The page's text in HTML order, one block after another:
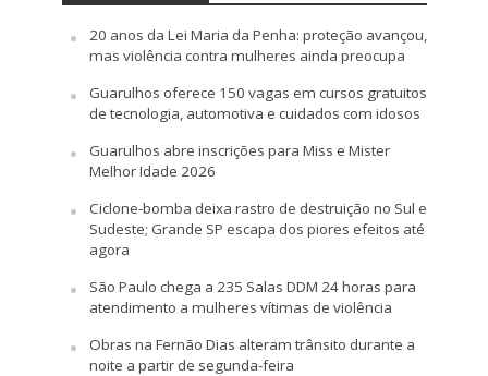
20 anos da Lei Maria da Penha: proteção avançou,
mas violência contra mulheres ainda preocupa
Guarulhos oferece 150 vagas em cursos gratuitos
de tecnologia, automotiva e cuidados com idosos
Guarulhos abre inscrições para Miss e Mister
Melhor Idade 2026
Ciclone-bomba deixa rastro de destruição no Sul e
Sudeste; Grande SP escapa dos piores efeitos até
agora
São Paulo chega a 235 Salas DDM 24 horas para
atendimento a mulheres vítimas de violência
Obras na Fernão Dias alteram trânsito durante a
noite a partir de segunda-feira